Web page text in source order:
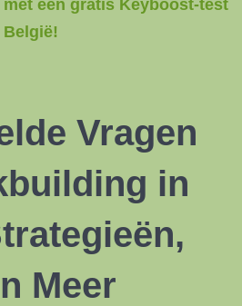
een gratis Keyboost-test
Vragen
in
Meer